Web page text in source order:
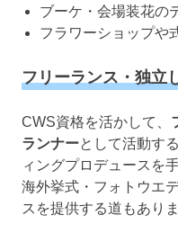
ブーケ・会場装花の
フラワーショップや
フリーランス・独立
CWS資格を活かして、
ランナーとして活動す
ィングプロデュースを
海外挙式・フォトウエ
スを提供する道もありま